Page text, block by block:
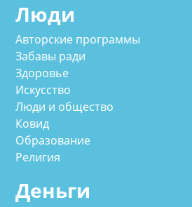
Люди
Авторские программы
Забавы ради
Здоровье
Искусство
Люди и общество
Ковид
Образование
Религия
Деньги